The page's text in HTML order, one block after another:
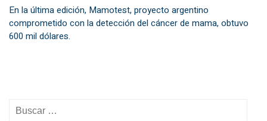
En la última edición, Mamotest, proyecto argentino
comprometido con la detección del cáncer de mama, obtuvo
600 mil dólares.